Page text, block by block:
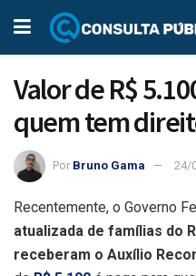
Valor de R$
quem tem
Por Bruno Gama 24/
Recentemente, o Governo
atualizada de famílias do
receberam o Auxílio